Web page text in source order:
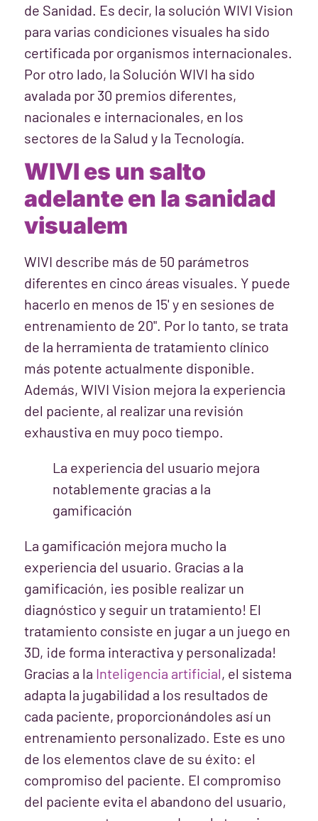
de Sanidad. Es decir, la solución WIVI Vision
para varias condiciones visuales ha sido
certificada por organismos internacionales.
Por otro lado, la Solución WIVI ha sido
avalada por 30 premios diferentes,
nacionales e internacionales, en los
sectores de la Salud y la Tecnología.
WIVI es un salto
adelante en la sanidad
visualem
WIVI describe más de 50 parámetros
diferentes en cinco áreas visuales. Y puede
hacerlo en menos de 15' y en sesiones de
entrenamiento de 20". Por lo tanto, se trata
de la herramienta de tratamiento clínico
más potente actualmente disponible.
Además, WIVI Vision mejora la experiencia
del paciente, al realizar una revisión
exhaustiva en muy poco tiempo.
La experiencia del usuario mejora
notablemente gracias a la
gamificación
La gamificación mejora mucho la
experiencia del usuario. Gracias a la
gamificación, ¡es posible realizar un
diagnóstico y seguir un tratamiento! El
tratamiento consiste en jugar a un juego en
3D, ¡de forma interactiva y personalizada!
Gracias a la Inteligencia artificial, el sistema
adapta la jugabilidad a los resultados de
cada paciente, proporcionándoles así un
entrenamiento personalizado. Este es uno
de los elementos clave de su éxito: el
compromiso del paciente. El compromiso
del paciente evita el abandono del usuario,